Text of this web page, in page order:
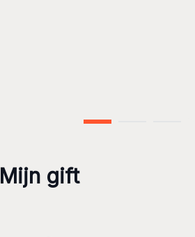
Step 1 of 3
Mijn gift